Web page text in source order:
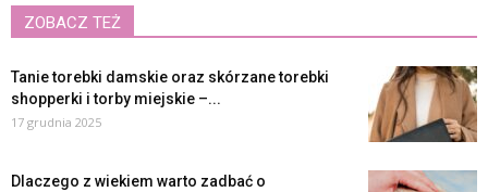
ZOBACZ TEŻ
Tanie torebki damskie oraz skórzane torebki
shopperki i torby miejskie –...
17 grudnia 2025
Dlaczego z wiekiem warto zadbać o